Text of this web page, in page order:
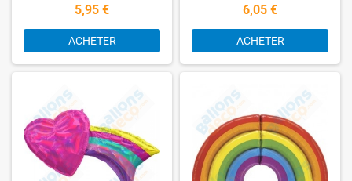
5,95 €
ACHETER
6,05 €
ACHETER